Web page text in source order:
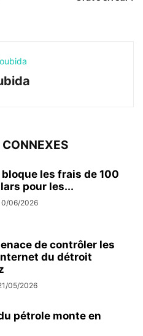
bloque les frais de 100
pour les...
06/2026
de contrôler les
du détroit
05/2026
pétrole monte en